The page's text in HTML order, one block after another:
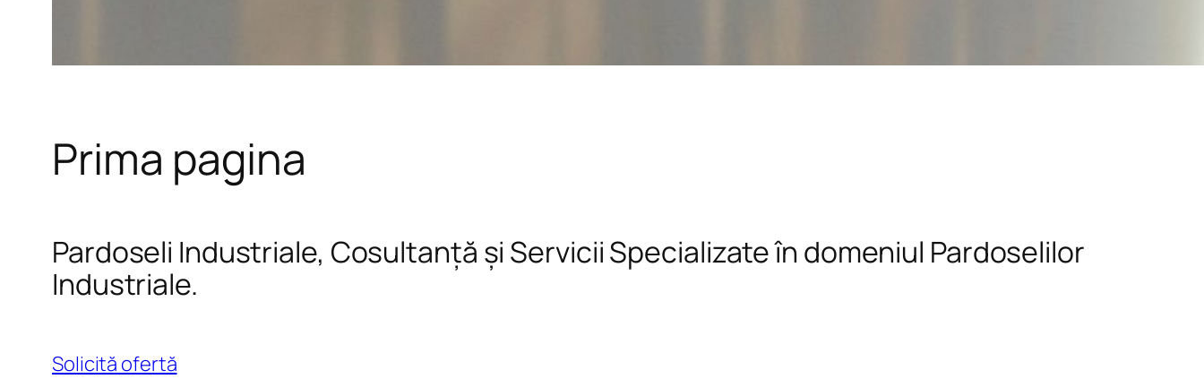
Prima pagina
Pardoseli Industriale, Cosultanță și Servicii Specializate în domeniul Pardoselilor
Industriale.
Solicită ofertă